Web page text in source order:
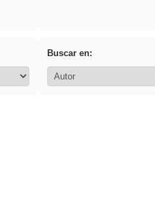
Buscar en: